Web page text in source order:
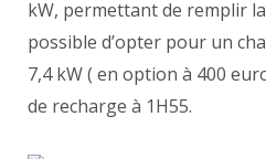
kW, permettant de remplir
possible d’opter pour un
7,4 kW ( en option à 400
de recharge à 1H55.